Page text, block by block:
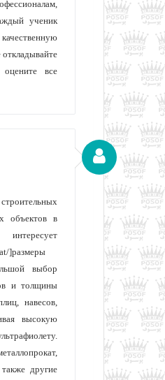
ученик
откладывайте
все
объектов в
]размеры
выбор
и толщины
навесов,
высокую
другие